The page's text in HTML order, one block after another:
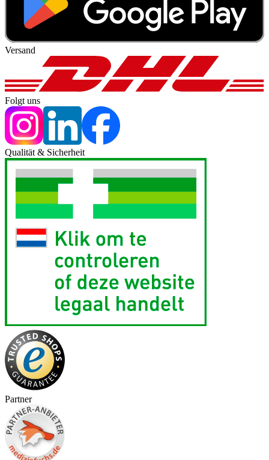
Versand
Folgt uns
Qualität & Sicherheit
Partner